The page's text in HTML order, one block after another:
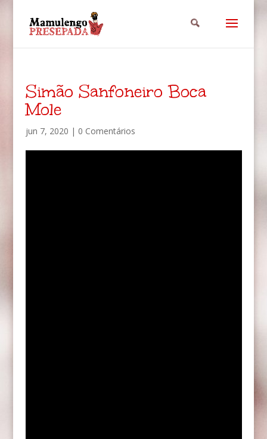
Simão Sanfoneiro Boca
Mole
jun 7, 2020 | 0 Comentários